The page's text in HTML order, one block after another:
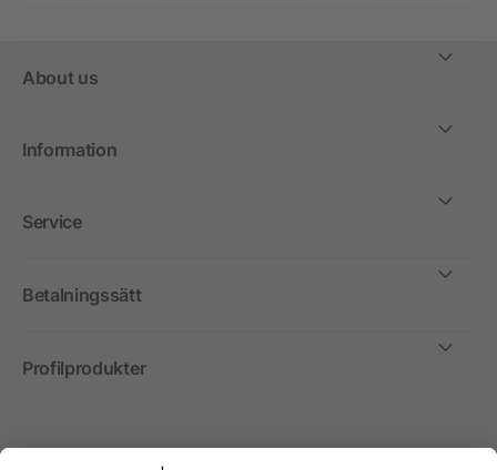
About us
Information
Service
Betalningssätt
Profilprodukter